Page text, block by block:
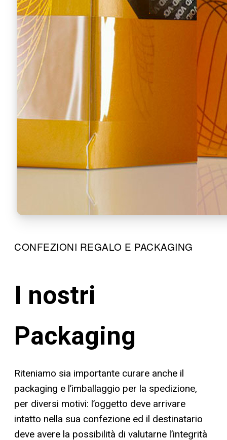
CONFEZIONI REGALO E PACKAGING
I nostri
Packaging
Riteniamo sia importante curare anche il
packaging e l’imballaggio per la spedizione,
per diversi motivi: l’oggetto deve arrivare
intatto nella sua confezione ed il destinatario
deve avere la possibilità di valutarne l’integrità